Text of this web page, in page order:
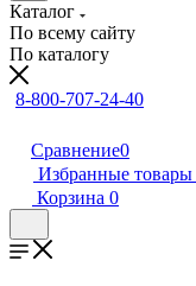
Каталог
По всему сайту
По каталогу
8-800-707-24-40
Сравнение0
Избранные товары
Корзина 0